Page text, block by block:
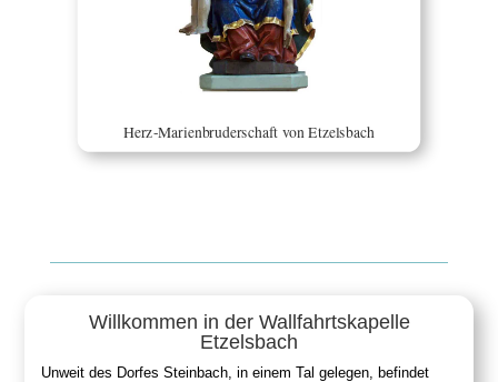
Herz-Marienbruderschaft von Etzelsbach
Willkommen in der Wallfahrtskapelle
Etzelsbach
Unweit des Dorfes Steinbach, in einem Tal gelegen, befindet